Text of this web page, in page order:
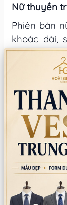
Nữ thuyền
Phiên bản
khoác dài,
Mạnh mẽ
hợp cho
Trang
Hoài
em với
và cởi.
phù hợp
thường
gái thích